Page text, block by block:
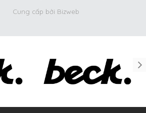
Cung cấp bởi Bizweb